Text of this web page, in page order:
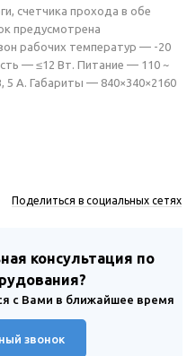
счетчика прохода в обе
предусмотрена
рабочих температур — -20
— ≤12 Вт. Питание — 110 ~
5 А. Габариты — 840×340×2160
Поделиться в социальных сетях
консультация по
с Вами в ближайшее время
звонок